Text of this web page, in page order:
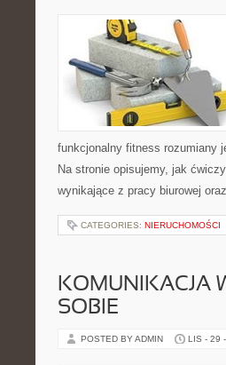
funkcjonalny fitness rozumiany
Na stronie opisujemy, jak
wynikające z pracy biurowej
CATEGORIES: NIERUCHOMOŚCI
KOMUNIKACJA
SOBIE
POSTED BY ADMIN LIS - 29